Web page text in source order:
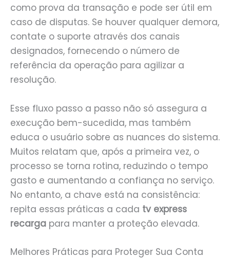
como prova da transação e pode ser útil em
caso de disputas. Se houver qualquer demora,
contate o suporte através dos canais
designados, fornecendo o número de
referência da operação para agilizar a
resolução.
Esse fluxo passo a passo não só assegura a
execução bem-sucedida, mas também
educa o usuário sobre as nuances do sistema.
Muitos relatam que, após a primeira vez, o
processo se torna rotina, reduzindo o tempo
gasto e aumentando a confiança no serviço.
No entanto, a chave está na consistência:
repita essas práticas a cada tv express
recarga para manter a proteção elevada.
Melhores Práticas para Proteger Sua Conta